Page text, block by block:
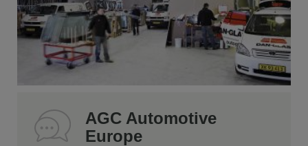
AGC Automotive
Europe